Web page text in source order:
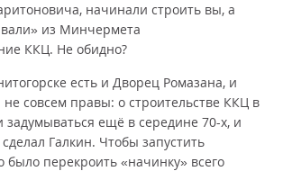
начинали строить вы, а
из Минчермета
ККЦ. Не обидно?
есть и Дворец Ромазана, и
совсем правы: о строительстве ККЦ в
задумываться ещё в середине 70-х, и
Галкин. Чтобы запустить
было перекроить «начинку» всего